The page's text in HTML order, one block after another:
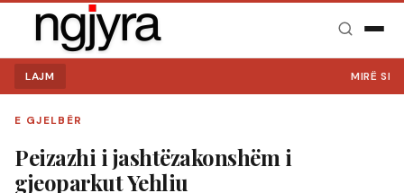
LAJM MIRË SE VINI
E GJELBËR
Peizazhi i jashtëzakonshëm i
gjeoparkut Yehliu